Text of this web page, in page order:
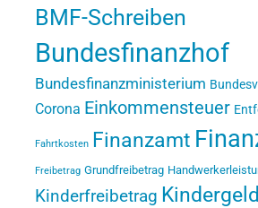
BMF-Schreiben
Bundesfinanzhof
Bundesfinanzministerium
Corona Einkommensteuer
Fahrtkosten Finanzamt
Freibetrag Grundfreibetrag
Kinderfreibetrag Kindergeld